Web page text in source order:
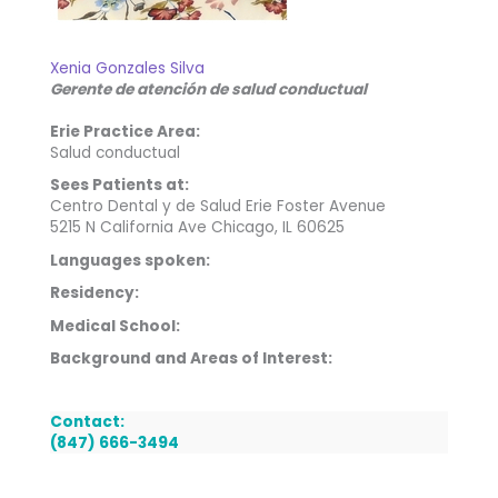
Xenia Gonzales Silva
Gerente de atención de salud conductual
Erie Practice Area:
Salud conductual
Sees Patients at:
Centro Dental y de Salud Erie Foster Avenue
5215 N California Ave Chicago, IL 60625
Languages spoken:
Residency:
Medical School:
Background and Areas of Interest:
Contact:
(847) 666-3494